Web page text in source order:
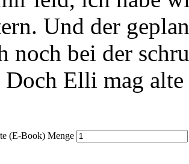
Und der
noch bei der
Elli mag alte
(E-Book) Menge